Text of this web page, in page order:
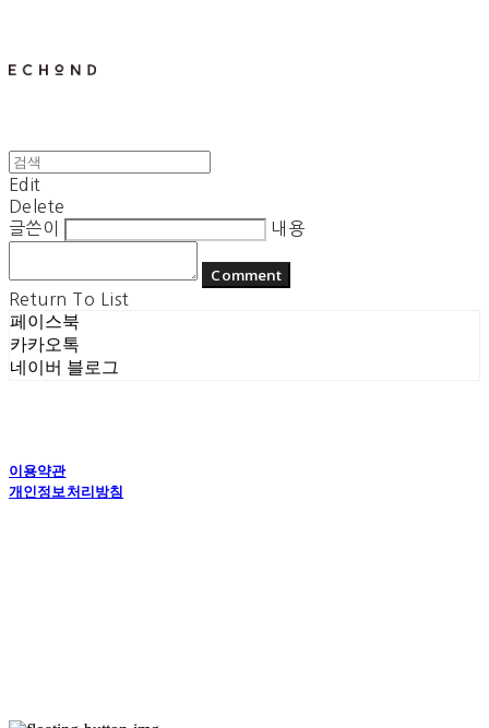
Edit
Delete
글쓴이
내용
Comment
Return To List
페이스북
카카오톡
네이버 블로그
이용약관
개인정보처리방침